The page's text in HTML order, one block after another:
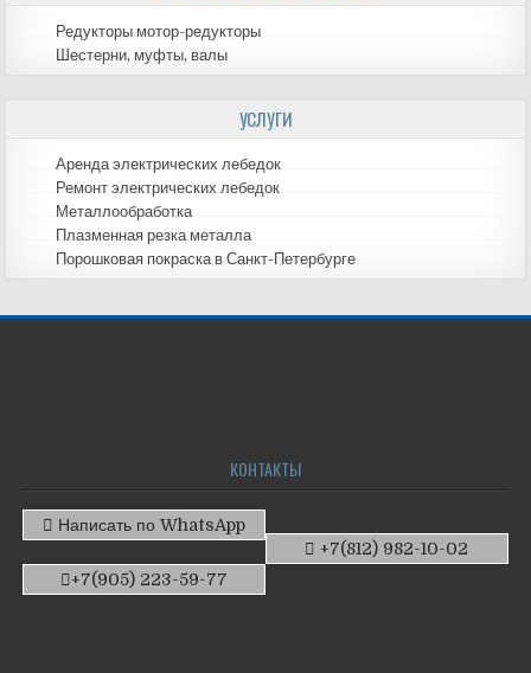
Редукторы мотор-редукторы
Шестерни, муфты, валы
УСЛУГИ
Аренда электрических лебедок
Ремонт электрических лебедок
Металлообработка
Плазменная резка металла
Порошковая покраска в Санкт-Петербурге
КОНТАКТЫ
Написать по WhatsApp
+7(812) 982-10-02
+7(905) 223-59-77